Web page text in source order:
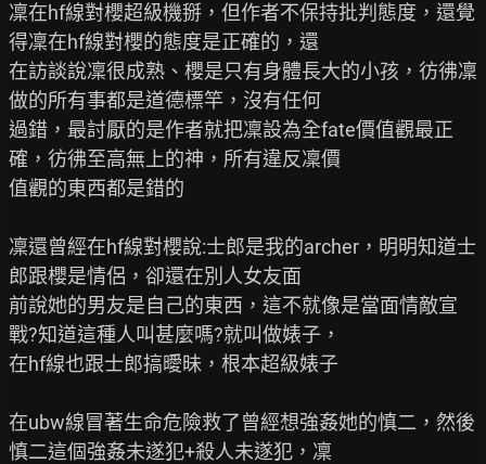
凜在hf線對櫻超級機掰，但作者不保持批判態度，還覺
得凜在hf線對櫻的態度是正確的，還
在訪談說凜很成熟、櫻是只有身體長大的小孩，彷彿凜
做的所有事都是道德標竿，沒有任何
過錯，最討厭的是作者就把凜設為全fate價值觀最正
確，彷彿至高無上的神，所有違反凜價
值觀的東西都是錯的
凜還曾經在hf線對櫻說:士郎是我的archer，明明知道士
郎跟櫻是情侶，卻還在別人女友面
前說她的男友是自己的東西，這不就像是當面情敵宣
戰?知道這種人叫甚麼嗎?就叫做婊子，
在hf線也跟士郎搞曖昧，根本超級婊子
在ubw線冒著生命危險救了曾經想強姦她的慎二，然後
慎二這個強姦未遂犯+殺人未遂犯，凜